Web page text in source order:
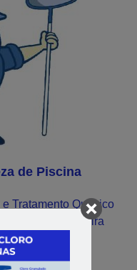
de Piscina
Tratamento Químico
de Piscinas, confira